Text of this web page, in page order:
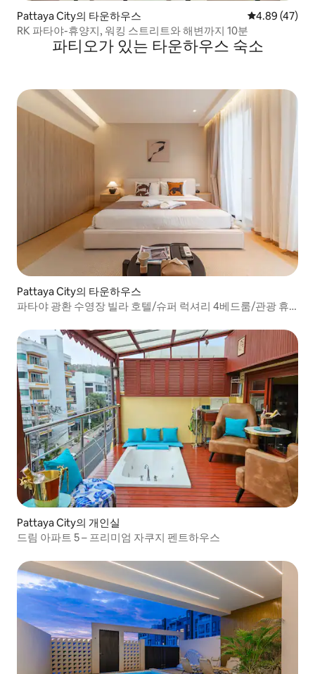
Pattaya City의 타운하우스 평점 4.89점(5
4.89 (47)
RK 파타야-휴양지, 워킹 스트리트와 해변까지 10분
파티오가 있는 타운하우스 숙소
Pattaya City의 타운하우스
파타야 광환 수영장 빌라 호텔/슈퍼 럭셔리 4베드룸/관광 휴
Pattaya City의 개인실
드림 아파트 5 – 프리미엄 자쿠지 펜트하우스